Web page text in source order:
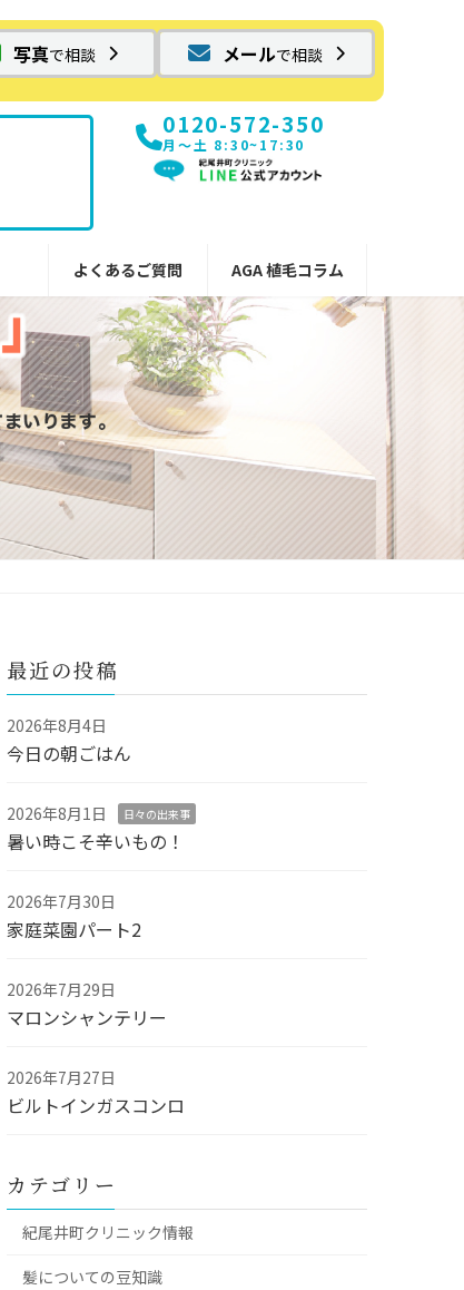
写真で相談 メールで相談
0120-572-350
月〜土 8:30~17:30
よくあるご質問 AGA 植毛コラム
最近の投稿
2026年8月4日
今日の朝ごはん
2026年8月1日 日々の出来事
暑い時こそ辛いもの！
2026年7月30日
家庭菜園パート2
2026年7月29日
マロンシャンテリー
2026年7月27日
ビルトインガスコンロ
カテゴリー
紀尾井町クリニック情報
髪についての豆知識